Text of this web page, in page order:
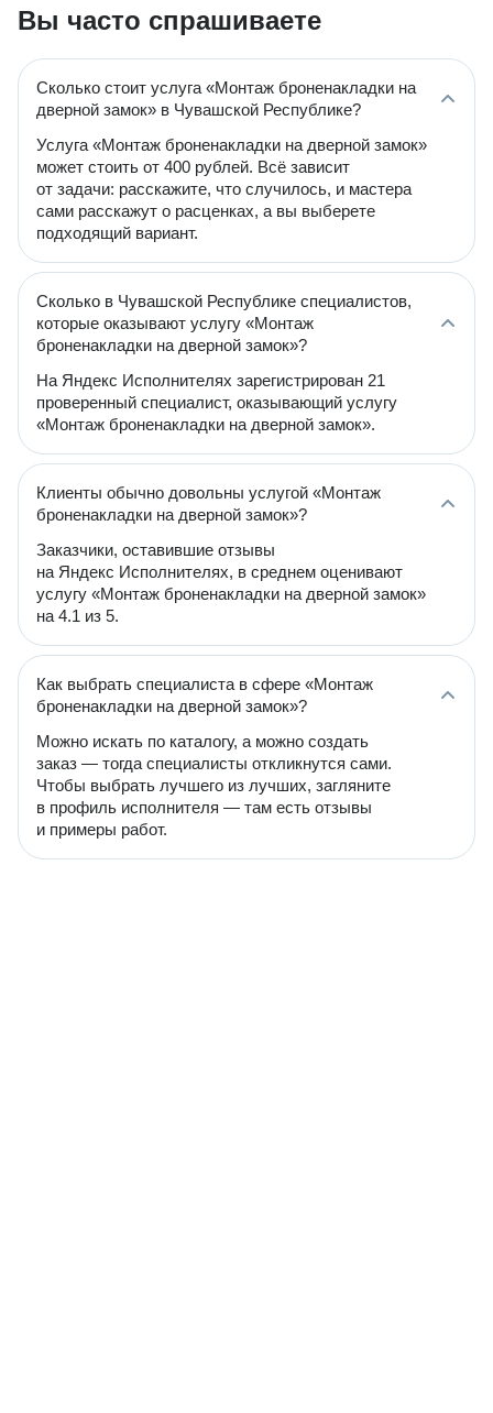
Вы часто спрашиваете
Сколько стоит услуга «Монтаж броненакладки на
дверной замок» в Чувашской Республике?
Услуга «Монтаж броненакладки на дверной замок»
может стоить от 400 рублей. Всё зависит
от задачи: расскажите, что случилось, и мастера
сами расскажут о расценках, а вы выберете
подходящий вариант.
Сколько в Чувашской Республике специалистов,
которые оказывают услугу «Монтаж
броненакладки на дверной замок»?
На Яндекс Исполнителях зарегистрирован 21
проверенный специалист, оказывающий услугу
«Монтаж броненакладки на дверной замок».
Клиенты обычно довольны услугой «Монтаж
броненакладки на дверной замок»?
Заказчики, оставившие отзывы
на Яндекс Исполнителях, в среднем оценивают
услугу «Монтаж броненакладки на дверной замок»
на 4.1 из 5.
Как выбрать специалиста в сфере «Монтаж
броненакладки на дверной замок»?
Можно искать по каталогу, а можно создать
заказ — тогда специалисты откликнутся сами.
Чтобы выбрать лучшего из лучших, загляните
в профиль исполнителя — там есть отзывы
и примеры работ.